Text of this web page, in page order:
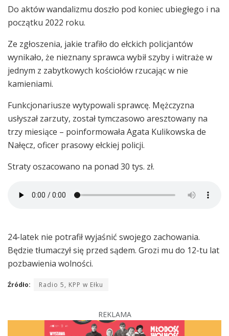
Do aktów wandalizmu doszło pod koniec ubiegłego i na
początku 2022 roku.
Ze zgłoszenia, jakie trafiło do ełckich policjantów
wynikało, że nieznany sprawca wybił szyby i witraże w
jednym z zabytkowych kościołów rzucając w nie
kamieniami.
Funkcjonariusze wytypowali sprawcę. Mężczyzna
usłyszał zarzuty, został tymczasowo aresztowany na
trzy miesiące – poinformowała Agata Kulikowska de
Nałęcz, oficer prasowy ełckiej policji.
Straty oszacowano na ponad 30 tys. zł.
24-latek nie potrafił wyjaśnić swojego zachowania.
Będzie tłumaczył się przed sądem. Grozi mu do 12-tu lat
pozbawienia wolności.
Źródło: Radio 5, KPP w Ełku
REKLAMA